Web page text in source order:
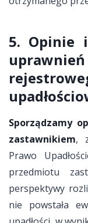
5. Opinie
Sporządzamy
zastawnikiem,
Prawo
przedmiotu
perspektywy
nie powstała